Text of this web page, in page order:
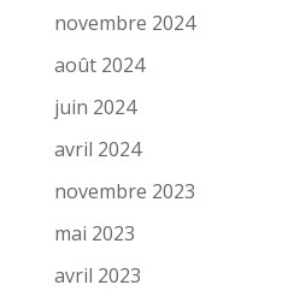
novembre 2024
août 2024
juin 2024
avril 2024
novembre 2023
mai 2023
avril 2023